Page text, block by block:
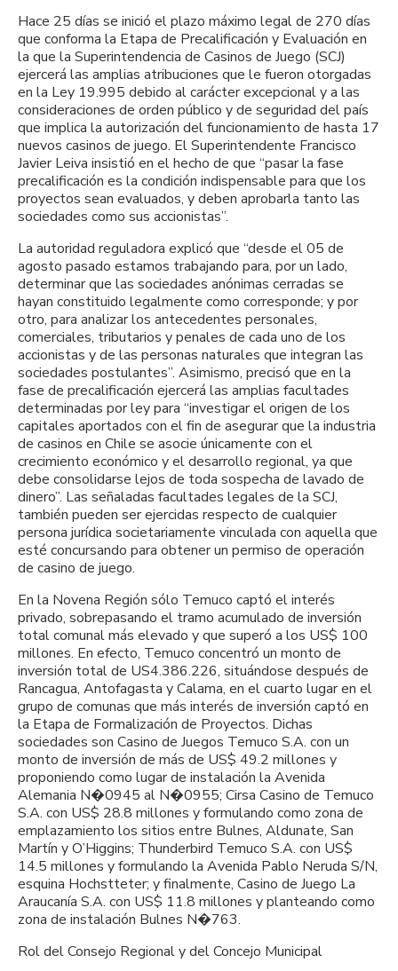
Hace 25 días se inició el plazo máximo legal de 270 días
que conforma la Etapa de Precalificación y Evaluación en
la que la Superintendencia de Casinos de Juego (SCJ)
ejercerá las amplias atribuciones que le fueron otorgadas
en la Ley 19.995 debido al carácter excepcional y a las
consideraciones de orden público y de seguridad del país
que implica la autorización del funcionamiento de hasta 17
nuevos casinos de juego. El Superintendente Francisco
Javier Leiva insistió en el hecho de que “pasar la fase
precalificación es la condición indispensable para que los
proyectos sean evaluados, y deben aprobarla tanto las
sociedades como sus accionistas”.
La autoridad reguladora explicó que “desde el 05 de
agosto pasado estamos trabajando para, por un lado,
determinar que las sociedades anónimas cerradas se
hayan constituido legalmente como corresponde; y por
otro, para analizar los antecedentes personales,
comerciales, tributarios y penales de cada uno de los
accionistas y de las personas naturales que integran las
sociedades postulantes”. Asimismo, precisó que en la
fase de precalificación ejercerá las amplias facultades
determinadas por ley para “investigar el origen de los
capitales aportados con el fin de asegurar que la industria
de casinos en Chile se asocie únicamente con el
crecimiento económico y el desarrollo regional, ya que
debe consolidarse lejos de toda sospecha de lavado de
dinero”. Las señaladas facultades legales de la SCJ,
también pueden ser ejercidas respecto de cualquier
persona jurídica societariamente vinculada con aquella que
esté concursando para obtener un permiso de operación
de casino de juego.
En la Novena Región sólo Temuco captó el interés
privado, sobrepasando el tramo acumulado de inversión
total comunal más elevado y que superó a los US$ 100
millones. En efecto, Temuco concentró un monto de
inversión total de US4.386.226, situándose después de
Rancagua, Antofagasta y Calama, en el cuarto lugar en el
grupo de comunas que más interés de inversión captó en
la Etapa de Formalización de Proyectos. Dichas
sociedades son Casino de Juegos Temuco S.A. con un
monto de inversión de más de US$ 49.2 millones y
proponiendo como lugar de instalación la Avenida
Alemania N�0945 al N�0955; Cirsa Casino de Temuco
S.A. con US$ 28.8 millones y formulando como zona de
emplazamiento los sitios entre Bulnes, Aldunate, San
Martín y O’Higgins; Thunderbird Temuco S.A. con US$
14.5 millones y formulando la Avenida Pablo Neruda S/N,
esquina Hochstteter; y finalmente, Casino de Juego La
Araucanía S.A. con US$ 11.8 millones y planteando como
zona de instalación Bulnes N�763.
Rol del Consejo Regional y del Concejo Municipal